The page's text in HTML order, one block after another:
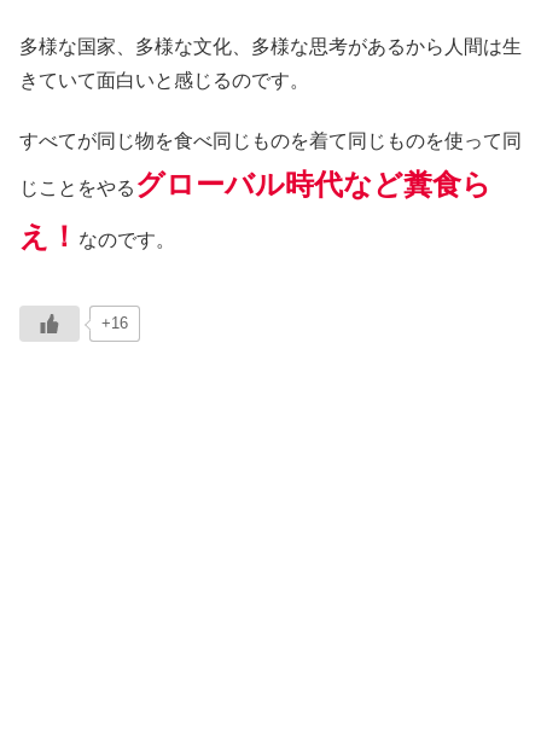
多様な国家、多様な文化、多様な思考があるから人間は生
きていて面白いと感じるのです。
すべてが同じ物を食べ同じものを着て同じものを使って同
じことをやる グローバル時代など糞食ら
え！ なのです。
+16